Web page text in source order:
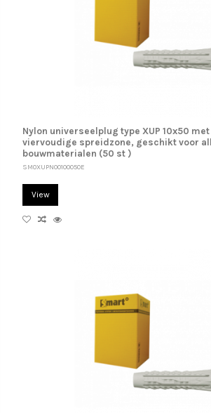
Nylon universeelplug type XUP 10x50
viervoudige spreidzone, geschikt voor
bouwmaterialen (50 st )
SM0XUPN00100050E
View